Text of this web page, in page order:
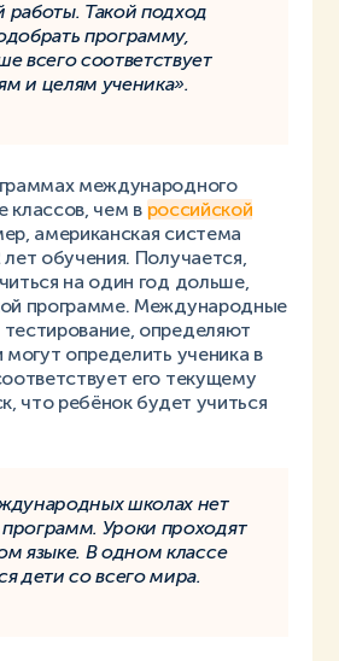
работы. Такой подход
программу,
всего соответствует
и целям ученика».
международного
классов, чем в российской
американская система
обучения. Получается,
на один год дольше,
программе. Международные
определяют
могут определить ученика в
его текущему
что ребёнок будет учиться
школах нет
Уроки проходят
языке. В одном классе
дети со всего мира.